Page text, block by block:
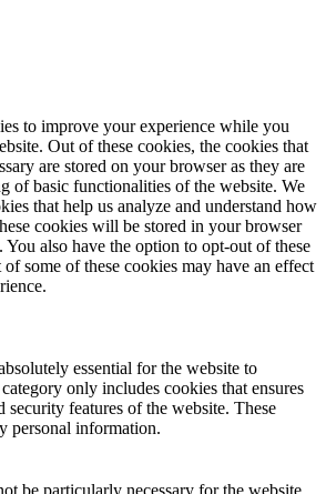
to improve your experience while you
Out of these cookies, the cookies that
are stored on your browser as they are
of basic functionalities of the website. We
that help us analyze and understand how
cookies will be stored in your browser
also have the option to opt-out of these
some of these cookies may have an effect
essential for the website to
only includes cookies that ensures
security features of the website. These
personal information.